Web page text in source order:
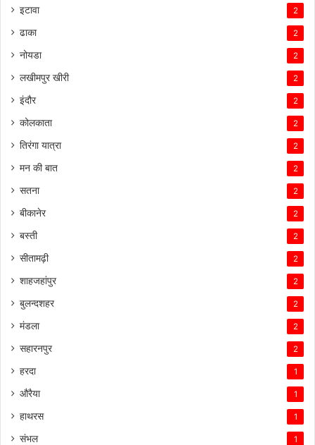
इटावा 2
ढाका 2
नोयडा 2
लखीमपुर खीरी 2
इंदौर 2
कोलकाता 2
तिरंगा यात्रा 2
मन की बात 2
सतना 2
बीकानेर 2
बस्ती 2
सीतामढ़ी 2
शाहजहांपुर 2
बुलन्दशहर 2
मंडला 2
सहारनपुर 2
हरदा 1
औरैया 1
हाथरस 1
संभल 1